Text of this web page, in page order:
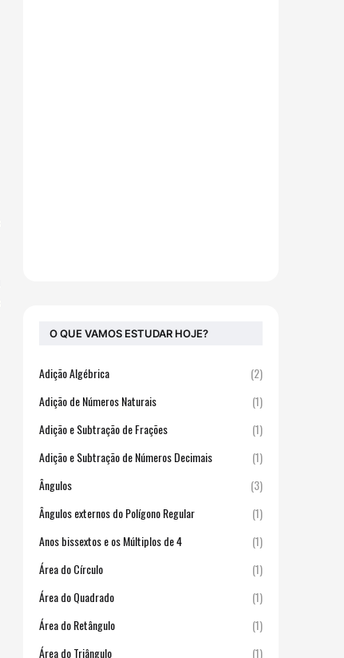
O QUE VAMOS ESTUDAR HOJE?
Adição Algébrica
(2)
Adição de Números Naturais
(1)
Adição e Subtração de Frações
(1)
Adição e Subtração de Números Decimais
(1)
Ângulos
(3)
Ângulos externos do Polígono Regular
(1)
Anos bissextos e os Múltiplos de 4
(1)
Área do Círculo
(1)
Área do Quadrado
(1)
Área do Retângulo
(1)
Área do Triângulo
(1)